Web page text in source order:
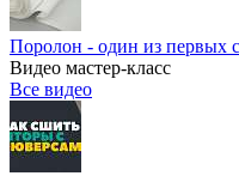
Поролон - один из первых
Видео мастер-класс
Все видео